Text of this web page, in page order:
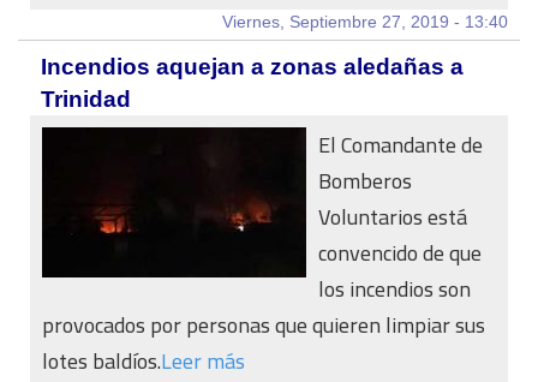
Viernes, Septiembre 27, 2019 - 13:40
Incendios aquejan a zonas aledañas a
Trinidad
El Comandante de
Bomberos
Voluntarios está
convencido de que
los incendios son
provocados por personas que quieren limpiar sus
lotes baldíos.Leer más